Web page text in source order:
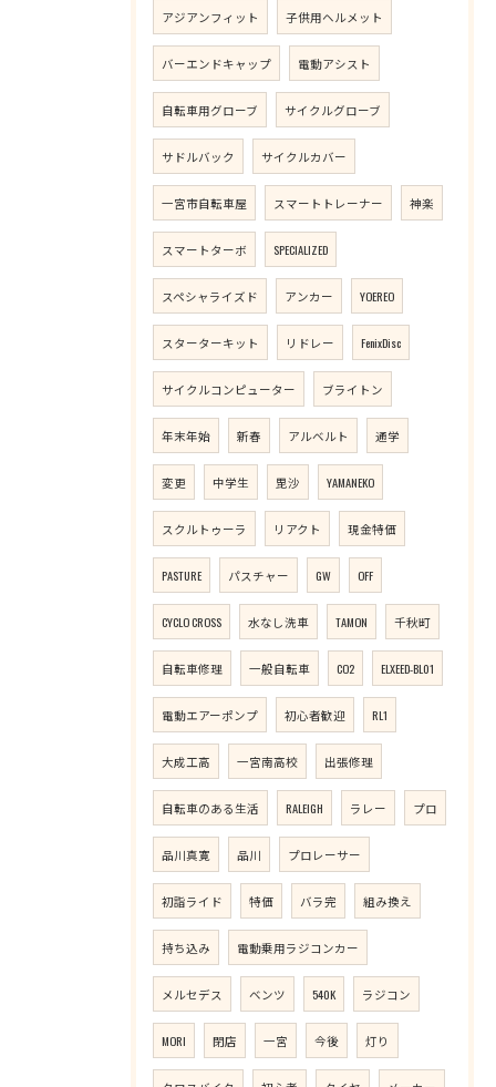
アジアンフィット 子供用ヘルメット
バーエンドキャップ 電動アシスト
自転車用グローブ サイクルグローブ
サドルバック サイクルカバー
一宮市自転車屋 スマートトレーナー 神楽
スマートターボ SPECIALIZED
スペシャライズド アンカー YOEREO
スターターキット リドレー FenixDisc
サイクルコンピューター ブライトン
年末年始 新春 アルベルト 通学
変更 中学生 毘沙 YAMANEKO
スクルトゥーラ リアクト 現金特価
PASTURE パスチャー GW OFF
CYCLO CROSS 水なし洗車 TAMON 千秋町
自転車修理 一般自転車 CO2 ELXEED-BL01
電動エアーポンプ 初心者歓迎 RL1
大成工高 一宮南高校 出張修理
自転車のある生活 RALEIGH ラレー プロ
品川真寛 品川 プロレーサー
初詣ライド 特価 バラ完 組み換え
持ち込み 電動乗用ラジコンカー
メルセデス ベンツ 540K ラジコン
MORI 閉店 一宮 今後 灯り